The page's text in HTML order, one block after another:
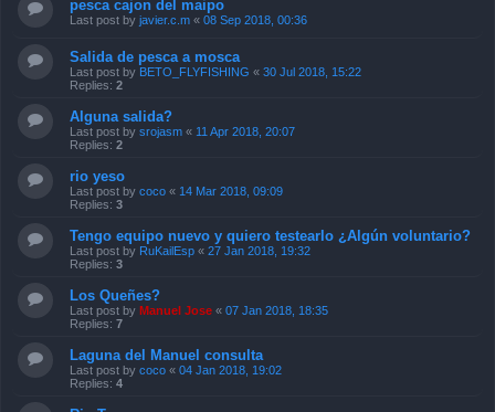
pesca cajon del maipo
Last post by javier.c.m « 08 Sep 2018, 00:36
Salida de pesca a mosca
Last post by BETO_FLYFISHING « 30 Jul 2018, 15:22
Replies: 2
Alguna salida?
Last post by srojasm « 11 Apr 2018, 20:07
Replies: 2
rio yeso
Last post by coco « 14 Mar 2018, 09:09
Replies: 3
Tengo equipo nuevo y quiero testearlo ¿Algún voluntario?
Last post by RuKailEsp « 27 Jan 2018, 19:32
Replies: 3
Los Queñes?
Last post by Manuel Jose « 07 Jan 2018, 18:35
Replies: 7
Laguna del Manuel consulta
Last post by coco « 04 Jan 2018, 19:02
Replies: 4